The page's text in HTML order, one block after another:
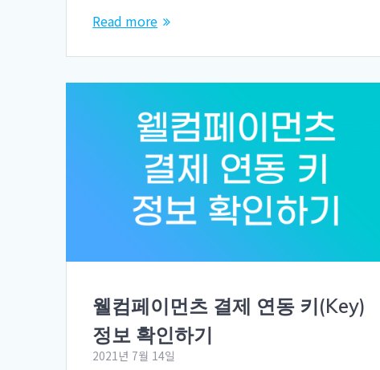
Read more
웰컴페이먼츠 결제 연동 키(Key)
정보 확인하기
2021년 7월 14일